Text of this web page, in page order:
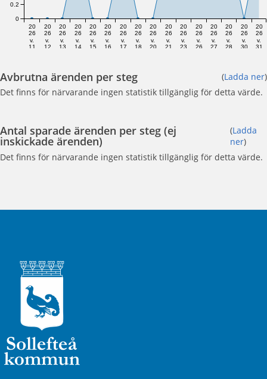
20
26
v.
11
20
26
v.
12
20
26
v.
13
20
26
v.
14
20
26
v.
15
20
26
v.
16
20
26
v.
17
20
26
v.
18
20
26
v.
20
20
26
v.
21
20
26
v.
23
20
26
v.
26
20
26
v.
27
20
26
v.
28
20
26
v.
30
20
26
v.
31
0
0.2
Avbrutna ärenden per steg (Ladda ner)
Det finns för närvarande ingen statistik tillgänglig för detta värde.
Antal sparade ärenden per steg (ej
inskickade ärenden)
(Ladda
ner)
Det finns för närvarande ingen statistik tillgänglig för detta värde.